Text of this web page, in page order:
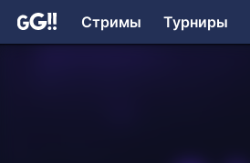
Стримы Турниры